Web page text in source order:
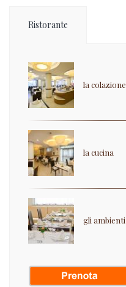
Ristorante
la colazione
la cucina
gli ambienti